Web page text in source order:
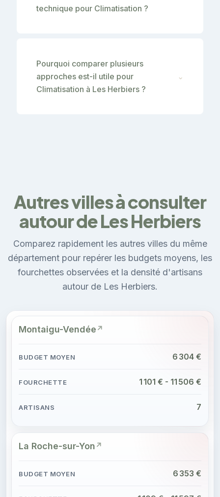
technique pour Climatisation ?
Pourquoi comparer plusieurs
approches est-il utile pour
Climatisation à Les Herbiers ?
⌄
Autres villes à consulter
autour de Les Herbiers
Comparez rapidement les autres villes du même
département pour repérer les budgets moyens, les
fourchettes observées et la densité d'artisans
autour de Les Herbiers.
Montaigu-Vendée
6 304 €
1 101 € - 11 506 €
7
La Roche-sur-Yon
6 353 €